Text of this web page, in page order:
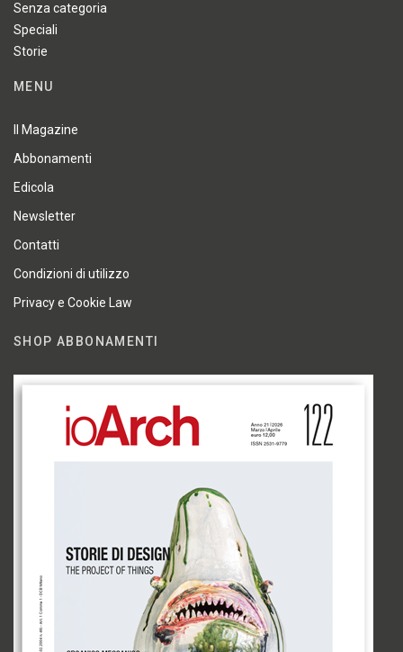
Senza categoria
Speciali
Storie
MENU
Il Magazine
Abbonamenti
Edicola
Newsletter
Contatti
Condizioni di utilizzo
Privacy e Cookie Law
SHOP ABBONAMENTI